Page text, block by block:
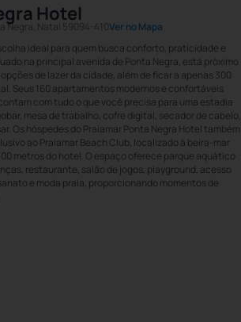
Hotel
Negra, Natal 59094-410Ver no Mapa
ideal para quem busca conforto, praticidade e
na principal avenida de Ponta Negra, está próximo
de lazer da cidade, além de ficar a apenas 300
Seus 160 apartamentos modernos e confortáveis
com tudo o que você precisa para uma estadia
mesa de trabalho, cofre digital, secador de cabelo,
Os hóspedes do Praiamar Ponta Negra Hotel também
ao Praiamar Beach Club, localizado à beira-mar
metros do hotel. O espaço oferece parque aquático
restaurante, salão de jogos, playground, acesso
e moda praia, proporcionando momentos de